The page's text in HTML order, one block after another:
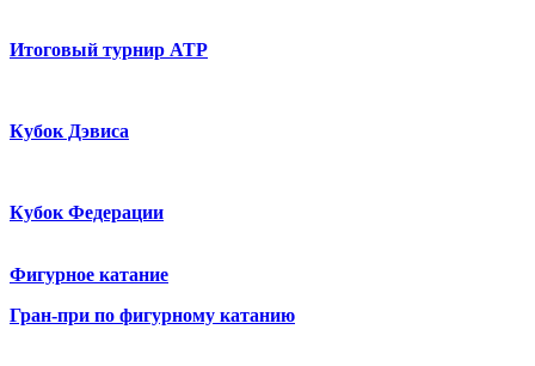
Итоговый турнир ATP
Кубок Дэвиса
Кубок Федерации
Фигурное катание
Гран-при по фигурному катанию